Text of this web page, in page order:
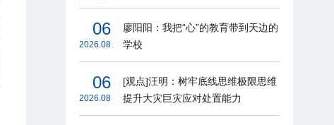
篇）
06
2026.08
廖阳阳：我把“心”的教育带到天边的
学校
06
2026.08
[观点]汪明：树牢底线思维极限思维
提升大灾巨灾应对处置能力